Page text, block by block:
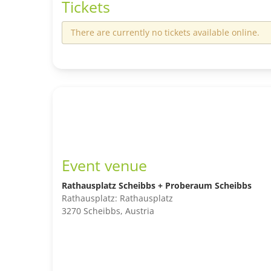
Tickets
There are currently no tickets available online.
Event venue
Rathausplatz Scheibbs + Proberaum Scheibbs
Rathausplatz: Rathausplatz
3270 Scheibbs, Austria